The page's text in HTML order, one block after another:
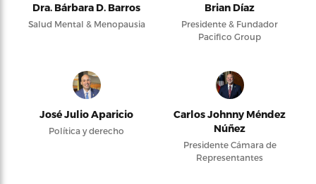
Dra. Bárbara D. Barros
Salud Mental & Menopausia
Brian Díaz
Presidente & Fundador
Pacifico Group
José Julio Aparicio
Política y derecho
Carlos Johnny Méndez
Núñez
Presidente Cámara de
Representantes